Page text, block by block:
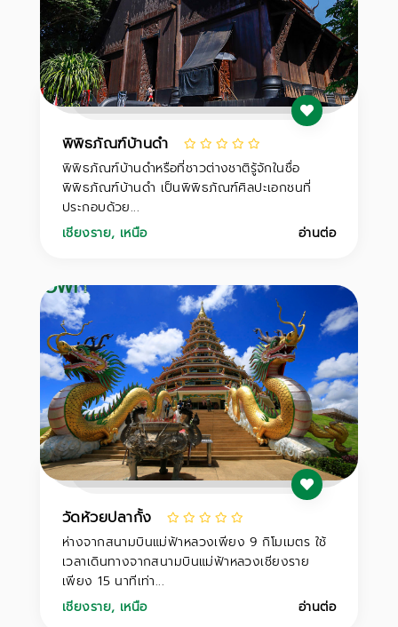
พิพิธภัณฑ์บ้านดำ
พิพิธภัณฑ์บ้านดำหรือที่ชาวต่างชาติรู้จักในชื่อ
พิพิธภัณฑ์บ้านดำ เป็นพิพิธภัณฑ์ศิลปะเอกชนที่
ประกอบด้วย...
เชียงราย, เหนือ อ่านต่อ
วัดห้วยปลากั้ง
ห่างจากสนามบินแม่ฟ้าหลวงเพียง 9 กิโมเมตร ใช้
เวลาเดินทางจากสนามบินแม่ฟ้าหลวงเชียงราย
เพียง 15 นาทีเท่า...
เชียงราย, เหนือ อ่านต่อ